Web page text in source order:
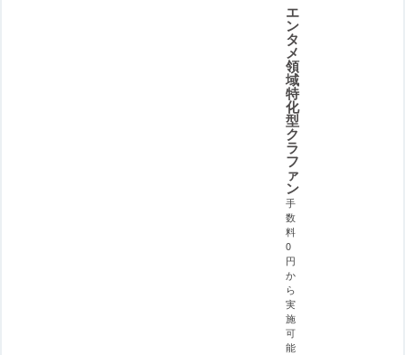
エ
ン
タ
メ
領
域
特
化
型
ク
ラ
フ
ァ
ン
手
数
料
0
円
か
ら
実
施
可
能